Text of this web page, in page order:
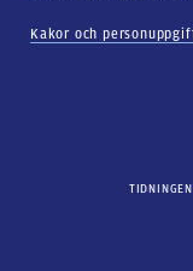
Kakor och